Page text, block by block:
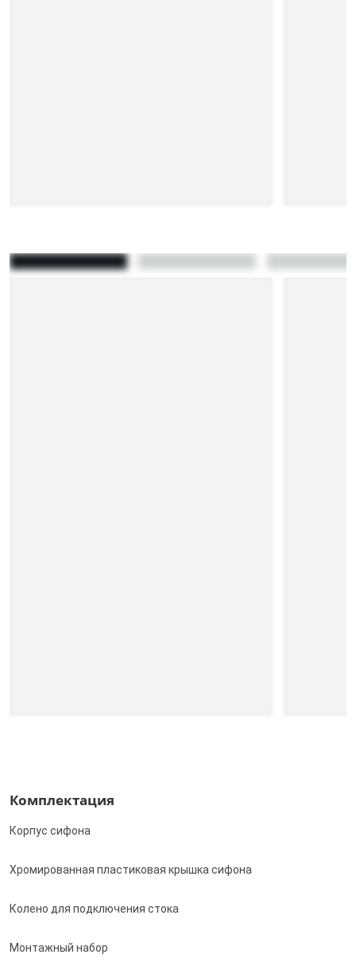
Комплектация
Корпус сифона
Хромированная пластиковая крышка сифона
Колено для подключения стока
Монтажный набор